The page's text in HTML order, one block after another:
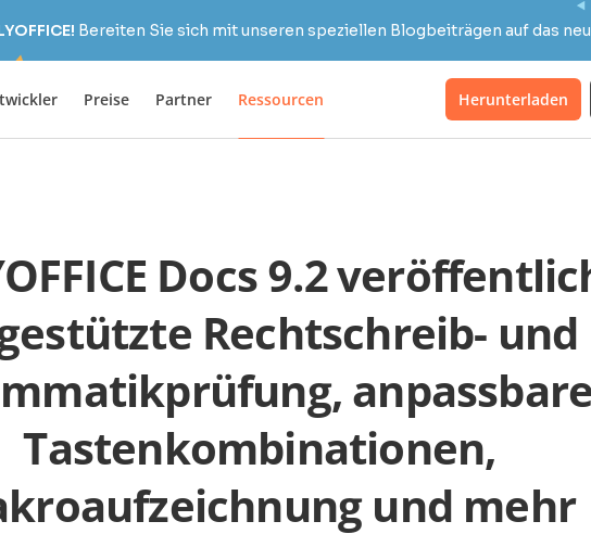
Bereiten Sie sich mit unseren speziellen Blogbeiträgen auf das
Preise Partner Ressourcen Herunterladen
Docs 9.2
Rechtschreib- und
anpassbare
Tastenkombinationen,
und mehr